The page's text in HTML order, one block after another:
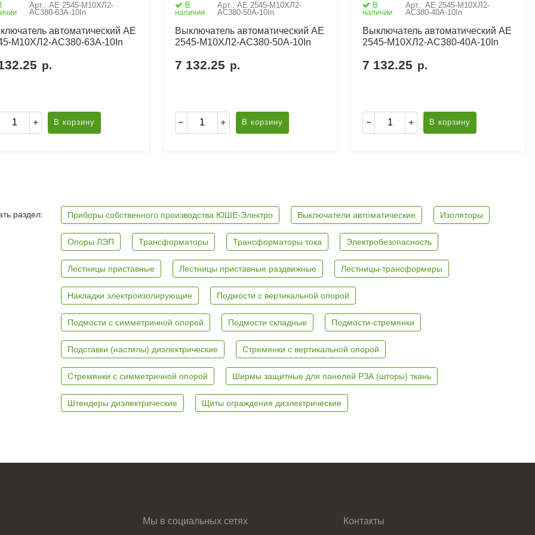
Арт.: АЕ 2545-М10ХЛ2-
AC380-63А-10In
автоматический АЕ
М10ХЛ2-AC380-63А-10In
р.
В корзину
В
наличии
Арт.: АЕ 2545-М10ХЛ2-
AC380-50А-10In
Выключатель автоматический АЕ
2545-М10ХЛ2-AC380-50А-10In
7 132.25 р.
В корзину
В
наличии
Арт.: АЕ 2545-М10ХЛ2-
AC380-40А-10In
Выключатель автоматический АЕ
2545-М10ХЛ2-AC380-40А-10In
7 132.25 р.
В корзину
раздел: Приборы собственного производства ЮШЕ-Электро Выключатели автоматические Изоляторы
Опоры ЛЭП Трансформаторы Трансформаторы тока Электробезопасность
Лестницы приставные Лестницы приставные раздвижные Лестницы-трансформеры
Накладки электроизолирующие Подмости с вертикальной опорой
Подмости с симметричной опорой Подмости складные Подмости-стремянки
Подставки (настилы) диэлектрические Стремянки с вертикальной опорой
Стремянки с симметричной опорой Ширмы защитные для панелей РЗА (шторы) ткань
Штендеры диэлектрические Щиты ограждения диэлектрические
Мы в социальных сетях Контакты